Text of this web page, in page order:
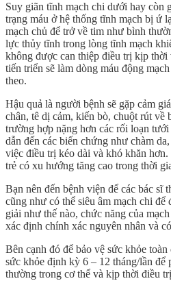
Suy giãn tĩnh mạch chi dưới hay còn
trạng máu ở hệ thống tĩnh mạch bị ứ
mạch chủ để trở về tim như bình
lực thủy tĩnh trong lòng tĩnh mạch
không được can thiệp điều trị kịp thời
tiến triển sẽ làm dòng máu động
theo.
Hậu quả là người bệnh sẽ gặp cảm
chân, tê dị cảm, kiến bò, chuột rút
trường hợp nặng hơn các rối loạn
dẫn đến các biến chứng như chàm
việc điều trị kéo dài và khó khăn
trẻ có xu hướng tăng cao trong thời
Bạn nên đến bệnh viện để các bác sĩ
cũng như có thể siêu âm mạch chi để
giải như thế nào, chức năng của
xác định chính xác nguyên nhân và
Bên cạnh đó để bảo vệ sức khỏe
sức khỏe định kỳ 6 – 12 tháng/lần để
thường trong cơ thể và kịp thời điều